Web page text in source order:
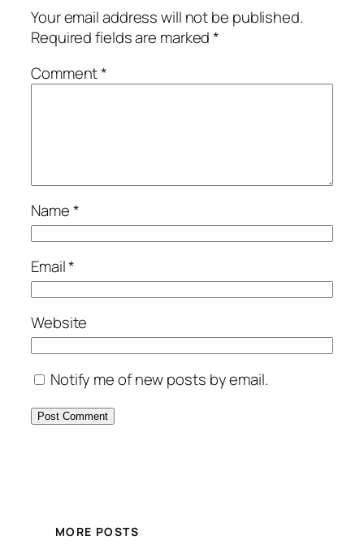
Your email address will not be published.
Required fields are marked*
Comment*
Name*
Email*
Website
Notify me of new posts by email.
MORE POSTS